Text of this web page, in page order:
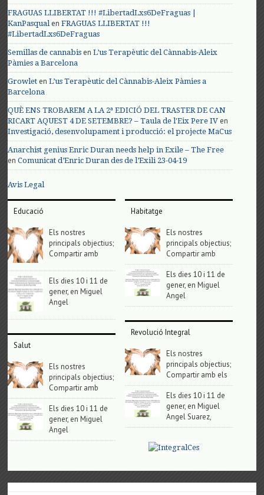
FRAGUAS LLIBERTAT !!! #LibertadLxs6DeFraguas |
KanPasqualenFRAGUAS LLIBERTAT !!!
#LibertadLxs6DeFraguas
Semillas de cannabis enL’us Terapèutic del Cànnabis-Aleix
Pàmies a Barcelona
Growlet enL’us Terapèutic del Cànnabis-Aleix Pàmies a
Barcelona
QUÈ ENS TROBAREM A LA 2ª EDICIÓ DEL TRASTER DE CAN
RICART AQUEST 4 DE SETEMBRE? – Taula de l'Eix Pere IV en
Investigació, desenvolupament i producció: el projecte MaCus
Anarchist genius Enric Duran needs help in Exile – The Free
enComunicat d’Enric Duran des de l’Exili 23-04-19
Avis Legal
Educació
Els nostres
principals objectius;
Compartir amb
Els dies 10 i 11 de
gener, en Miguel
Angel
Salut
Els nostres
principals objectius;
Compartir amb
Els dies 10 i 11 de
gener, en Miguel
Angel
Habitatge
Els nostres
principals objectius;
Compartir amb
Els dies 10 i 11 de
gener, en Miguel
Angel
Revolució Integral
Els nostres
principals objectius;
Compartir amb els
Els dies 10 i 11 de
gener, en Miguel
Angel Suarez,